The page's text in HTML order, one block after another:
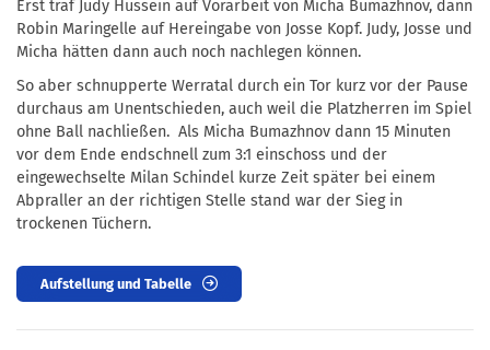
Erst traf Judy Hussein auf Vorarbeit von Micha Bumazhnov, dann
Robin Maringelle auf Hereingabe von Josse Kopf. Judy, Josse und
Micha hätten dann auch noch nachlegen können.
So aber schnupperte Werratal durch ein Tor kurz vor der Pause
durchaus am Unentschieden, auch weil die Platzherren im Spiel
ohne Ball nachließen. Als Micha Bumazhnov dann 15 Minuten
vor dem Ende endschnell zum 3:1 einschoss und der
eingewechselte Milan Schindel kurze Zeit später bei einem
Abpraller an der richtigen Stelle stand war der Sieg in
trockenen Tüchern.
Aufstellung und Tabelle